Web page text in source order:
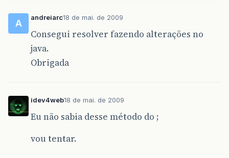
A
andreiarc18 de mai. de 2009
Consegui resolver fazendo alterações no
java.
Obrigada
idev4web18 de mai. de 2009
Eu não sabia desse método do ;
vou tentar.